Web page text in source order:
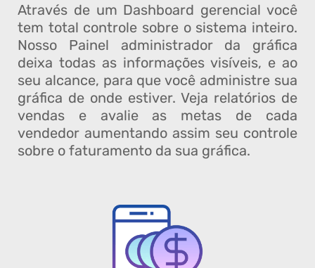
Através de um Dashboard gerencial você
tem total controle sobre o sistema inteiro.
Nosso Painel administrador da gráfica
deixa todas as informações visíveis, e ao
seu alcance, para que você administre sua
gráfica de onde estiver. Veja relatórios de
vendas e avalie as metas de cada
vendedor aumentando assim seu controle
sobre o faturamento da sua gráfica.